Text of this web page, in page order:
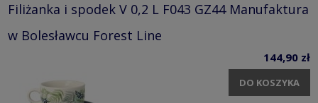
Filiżanka i spodek V 0,2 L F043 GZ44 Manufaktura
w Bolesławcu Forest Line
144,90 zł
DO KOSZYKA